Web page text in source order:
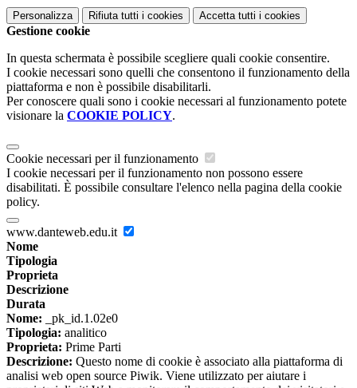
Personalizza Rifiuta tutti i cookies Accetta tutti i cookies
Gestione cookie
In questa schermata è possibile scegliere quali cookie consentire.
I cookie necessari sono quelli che consentono il funzionamento della
piattaforma e non è possibile disabilitarli.
Per conoscere quali sono i cookie necessari al funzionamento potete
visionare la COOKIE POLICY.
Cookie necessari per il funzionamento
I cookie necessari per il funzionamento non possono essere
disabilitati. È possibile consultare l'elenco nella pagina della cookie
policy.
www.danteweb.edu.it
Nome
Tipologia
Proprieta
Descrizione
Durata
Nome: _pk_id.1.02e0
Tipologia: analitico
Proprieta: Prime Parti
Descrizione: Questo nome di cookie è associato alla piattaforma di
analisi web open source Piwik. Viene utilizzato per aiutare i